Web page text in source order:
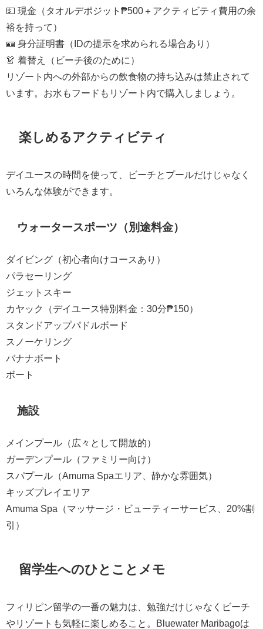
💵 現金（タオルデポジット₱500＋アクティビティ費用の余
裕を持って）
🪪 身分証明書（IDの提示を求められる場合あり）
👗 着替え（ビーチ後のために）
リゾート内への外部からの飲食物の持ち込みは禁止されて
います。お水もフードもリゾート内で購入しましょう。
楽しめるアクティビティ
デイユースの時間を使って、ビーチとプールだけじゃなく
いろんな体験ができます。
ウォータースポーツ（別途料金）
ダイビング（初心者向けコースあり）
パラセーリング
ジェットスキー
カヤック（デイユース特別料金：30分₱150）
スタンドアップパドルボード
スノーケリング
バナナボート
ボート
施設
メインプール（広々として開放的）
ガーデンプール（ファミリー向け）
スパプール（Amuma Spaエリア、静かな雰囲気）
キッズプレイエリア
Amuma Spa（マッサージ・ビューティーサービス、20%割
引）
留学生へのひとことメモ
フィリピン留学の一番の魅力は、勉強だけじゃなくビーチ
やリゾートも気軽に楽しめること。Bluewater Maribagoは